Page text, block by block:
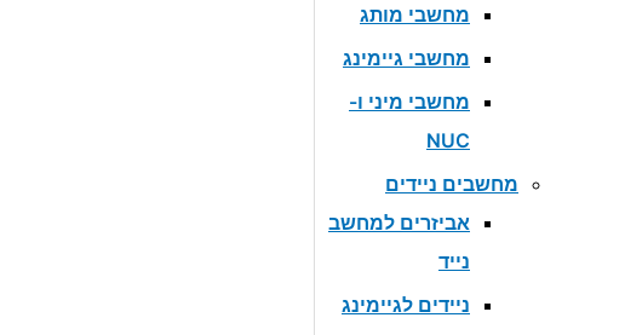
מחשבי מותג
מחשבי גיימינג
מחשבי מיני ו-
NUC
מחשבים ניידים
אביזרים למחשב
נייד
ניידים לגיימינג